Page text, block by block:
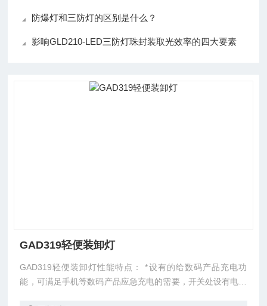
防爆灯和三防灯的区别是什么？
影响GLD210-LED三防灯珠封装取光效率的四大要素
GAD319轻便装卸灯
GAD319轻便装卸灯性能特点： *设有的给数码产品充电功
能，可满足手机等数码产品应急充电的需要，开关处设有电量